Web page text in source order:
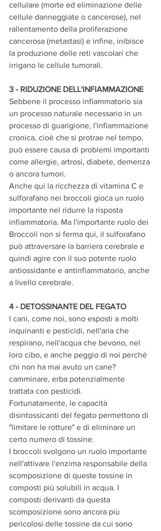
cellulare (morte ed eliminazione delle
cellule danneggiate o cancerose), nel
rallentamento della proliferazione
cancerosa (metastasi) e infine, inibisce
la produzione delle reti vascolari che
irrigano le cellule tumorali.
3 - RIDUZIONE DELL'INFIAMMAZIONE
Sebbene il processo infiammatorio sia
un processo naturale necessario in un
processo di guarigione, l'infiammazione
cronica, cioè che si protrae nel tempo,
può essere causa di problemi importanti
come allergie, artrosi, diabete, demenza
o ancora tumori.
Anche qui la ricchezza di vitamina C e
sulforafano nei broccoli gioca un ruolo
importante nel ridurre la risposta
infiammatoria. Ma l'importante ruolo dei
Broccoli non si ferma qui, il sulforafano
può attraversare la barriera cerebrale e
quindi agire con il suo potente ruolo
antiossidante e antinfiammatorio, anche
a livello cerebrale.
4 - DETOSSINANTE DEL FEGATO
I cani, come noi, sono esposti a molti
inquinanti e pesticidi, nell'aria che
respirano, nell'acqua che bevono, nel
loro cibo, e anche peggio di noi perché
chi non ha mai avuto un cane?
camminare, erba potenzialmente
trattata con pesticidi.
Fortunatamente, le capacità
disintossicanti del fegato permettono di
"limitare le rotture" e di eliminare un
certo numero di tossine.
I broccoli svolgono un ruolo importante
nell'attivare l'enzima responsabile della
scomposizione di queste tossine in
composti più solubili in acqua. I
composti derivanti da questa
scomposizione sono ancora più
pericolosi delle tossine da cui sono